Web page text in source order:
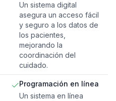
Un sistema digital
asegura un acceso fácil
y seguro a los datos de
los pacientes,
mejorando la
coordinación del
cuidado.
Programación en línea
Un sistema en línea